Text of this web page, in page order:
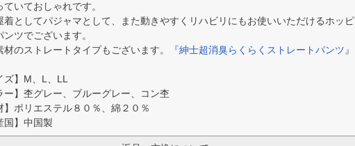
ていておしゃれです。
着としてパジャマとして、また動きやすくリハビリにもお使いいただけるホッピ
ンツでございます。
材のストレートタイプもございます。
『紳士超消臭らくらくストレートパンツ 』
ズ】M、L、LL
ー】杢グレー、ブルーグレー、コン杢
】ポリエステル８０％、綿２０％
国】中国製